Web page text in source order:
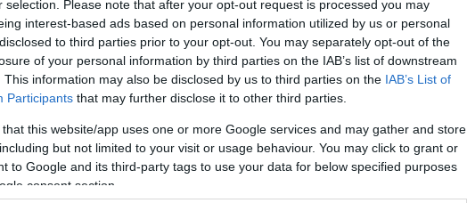
selection. Please note that after your opt-out request is processed you may
interest-based ads based on personal information utilized by us or personal
to third parties prior to your opt-out. You may separately opt-out of the
of your personal information by third parties on the IAB’s list of downstream
This information may also be disclosed by us to third parties on the IAB’s List of
Participants that may further disclose it to other third parties.
that this website/app uses one or more Google services and may gather and store
but not limited to your visit or usage behaviour. You may click to grant or
to Google and its third-party tags to use your data for below specified purposes
consent section.